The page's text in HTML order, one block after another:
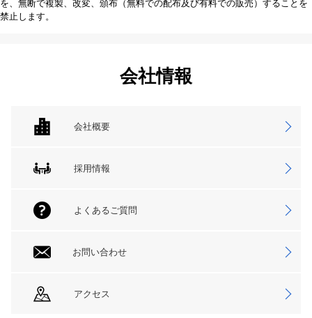
を、無断で複製、改変、頒布（無料での配布及び有料での販売）することを
禁止します。
会社情報
会社概要
採用情報
よくあるご質問
お問い合わせ
アクセス